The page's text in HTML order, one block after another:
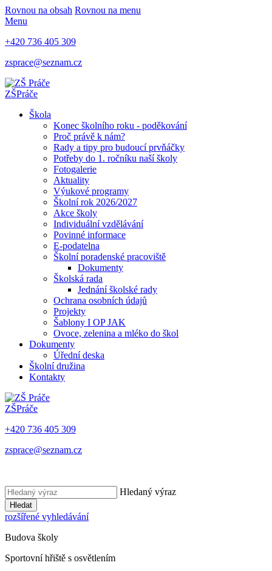
Rovnou na obsah Rovnou na menu
Menu
+420 736 405 309
zsprace@seznam.cz
ZŠPráče
Škola
Konec školního roku - poděkování
Proč právě k nám?
Rady a tipy pro budoucí prvňáčky
Potřeby do 1. ročníku naší školy
Fotogalerie
Aktuality
Výukové programy
Školní rok 2026/2027
Akce školy
Individuální vzdělávání
Povinné informace
E-podatelna
Školní poradenské pracoviště
Dokumenty
Školská rada
Jednání školské rady
Ochrana osobních údajů
Projekty
Šablony I OP JAK
Ovoce, zelenina a mléko do škol
Dokumenty
Úřední deska
Školní družina
Kontakty
ZŠPráče
+420 736 405 309
zsprace@seznam.cz
Hledaný výraz
Hledat
rozšířené vyhledávání
Budova školy
Sportovní hřiště s osvětlením